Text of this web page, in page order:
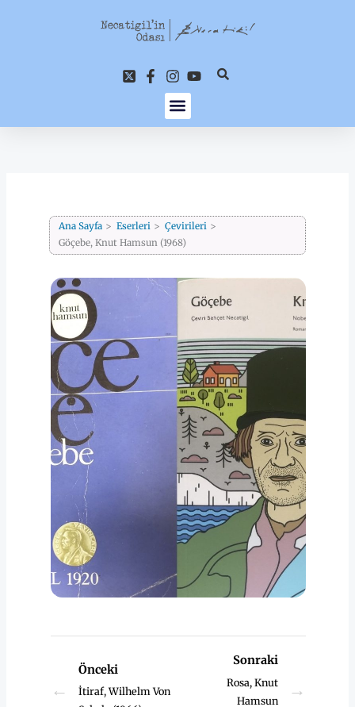
Ana Sayfa Eserleri
Çevirileri
Göçebe, Knut Hamsun (1968)
←
Önceki
İtiraf, Wilhelm Von
Sonraki
Rosa, Knut
Hamsun
→